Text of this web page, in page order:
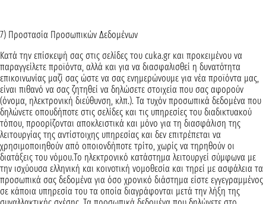
7) Προστασία Προσωπικών Δεδομένων
Κατά την επίσκεψή σας στις σελίδες του cuka.gr και προκειμένου να
παραγγείλετε προϊόντα, αλλά και για να διασφαλισθεί η δυνατότητα
επικοινωνίας μαζί σας ώστε να σας ενημερώνουμε για νέα προϊόντα μας,
είναι πιθανό να σας ζητηθεί να δηλώσετε στοιχεία που σας αφορούν
(όνομα, ηλεκτρονική διεύθυνση, κλπ.). Τα τυχόν προσωπικά δεδομένα που
δηλώνετε οπουδήποτε στις σελίδες και τις υπηρεσίες του διαδικτυακού
τόπου, προορίζονται αποκλειστικά και μόνο για τη διασφάλιση της
λειτουργίας της αντίστοιχης υπηρεσίας και δεν επιτρέπεται να
χρησιμοποιηθούν από οποιονδήποτε τρίτο, χωρίς να τηρηθούν οι
διατάξεις του νόμου.Το ηλεκτρονικό κατάστημα λειτουργεί σύμφωνα με
την ισχύουσα ελληνική και κοινοτική νομοθεσία και τηρεί με ασφάλεια τα
προσωπικά σας δεδομένα για όσο χρονικό διάστημα είστε εγγεγραμμένος
σε κάποια υπηρεσία του τα οποία διαγράφονται μετά την λήξη της